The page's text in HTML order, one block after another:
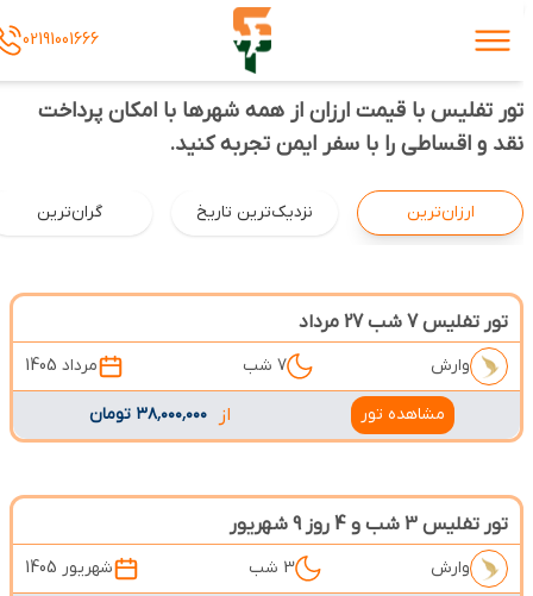
02191001666
تور تفلیس با قیمت ارزان از همه شهرها با امکان پرداخت
نقد و اقساطی را با سفر ایمن تجربه کنید.
ارزان‌ترین نزدیک‌ترین تاریخ گران‌ترین
تور تفلیس 7 شب 27 مرداد
وارش 7 شب مرداد 1405
مشاهده تور از ۳۸٬۰۰۰٬۰۰۰ تومان
تور تفلیس 3 شب و 4 روز 9 شهریور
وارش 3 شب شهریور 1405